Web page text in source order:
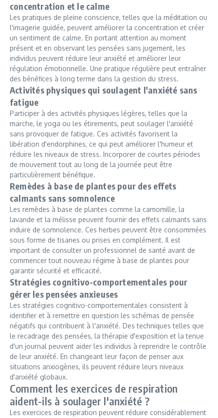
concentration et le calme
Les pratiques de pleine conscience, telles que la méditation ou
l'imagerie guidée, peuvent améliorer la concentration et créer
un sentiment de calme. En portant attention au moment
présent et en observant les pensées sans jugement, les
individus peuvent réduire leur anxiété et améliorer leur
régulation émotionnelle. Une pratique régulière peut entraîner
des bénéfices à long terme dans la gestion du stress.
Activités physiques qui soulagent l'anxiété sans
fatigue
Participer à des activités physiques légères, telles que la
marche, le yoga ou les étirements, peut soulager l'anxiété
sans provoquer de fatigue. Ces activités favorisent la
libération d'endorphines, ce qui peut améliorer l'humeur et
réduire les niveaux de stress. Incorporer de courtes périodes
de mouvement tout au long de la journée peut être
particulièrement bénéfique.
Remèdes à base de plantes pour des effets
calmants sans somnolence
Les remèdes à base de plantes comme la camomille, la
lavande et la mélisse peuvent fournir des effets calmants sans
induire de somnolence. Ces herbes peuvent être consommées
sous forme de tisanes ou prises en complément. Il est
important de consulter un professionnel de santé avant de
commencer tout nouveau régime à base de plantes pour
garantir sécurité et efficacité.
Stratégies cognitivo-comportementales pour
gérer les pensées anxieuses
Les stratégies cognitivo-comportementales consistent à
identifier et à remettre en question les schémas de pensée
négatifs qui contribuent à l'anxiété. Des techniques telles que
le recadrage des pensées, la thérapie d'exposition et la tenue
d'un journal peuvent aider les individus à reprendre le contrôle
de leur anxiété. En changeant leur façon de penser aux
situations anxiogènes, ils peuvent réduire leurs niveaux
d'anxiété globaux.
Comment les exercices de respiration
aident-ils à soulager l'anxiété ?
Les exercices de respiration peuvent réduire considérablement